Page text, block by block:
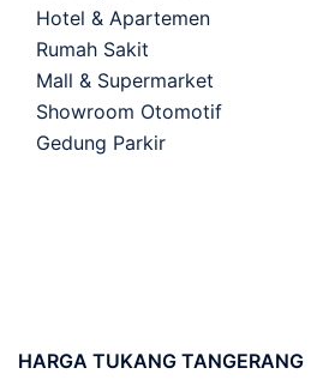
Hotel & Apartemen
Rumah Sakit
Mall & Supermarket
Showroom Otomotif
Gedung Parkir
HARGA TUKANG TANGERANG